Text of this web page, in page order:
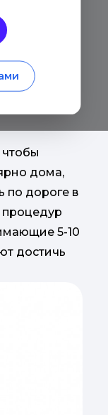
чтобы
дома,
по дороге в
процедур
5-10
достичь